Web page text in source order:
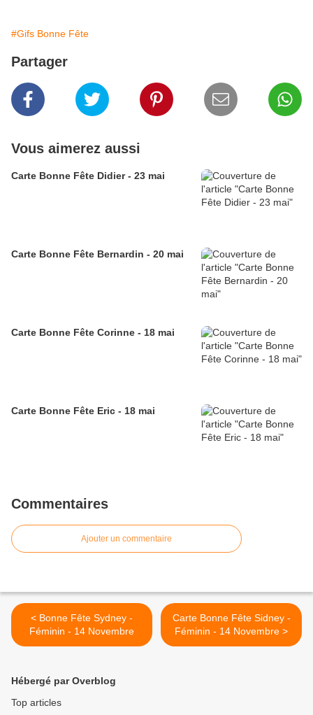
#Gifs Bonne Fête
Partager
Vous aimerez aussi
Carte Bonne Fête Didier - 23 mai
Carte Bonne Fête Bernardin - 20 mai
Carte Bonne Fête Corinne - 18 mai
Carte Bonne Fête Eric - 18 mai
Commentaires
Ajouter un commentaire
< Bonne Fête Sydney -
Féminin - 14 Novembre
Carte Bonne Fête Sidney -
Féminin - 14 Novembre >
Hébergé par Overblog
Top articles